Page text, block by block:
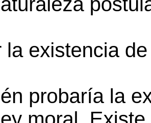
la existencia
probaría la